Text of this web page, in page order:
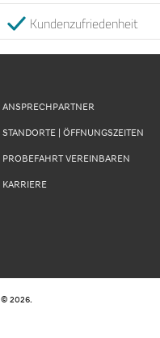
Kundenzufriedenheit
ANSPRECHPARTNER
STANDORTE | ÖFFNUNGSZEITEN
PROBEFAHRT VEREINBAREN
KARRIERE
© 2026